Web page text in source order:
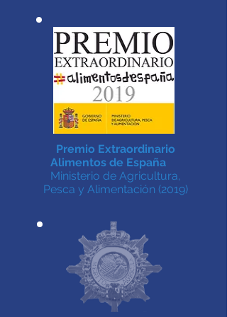
Premio Extraordinario
Alimentos de España
Ministerio de Agricultura,
Pesca y Alimentación (2019)